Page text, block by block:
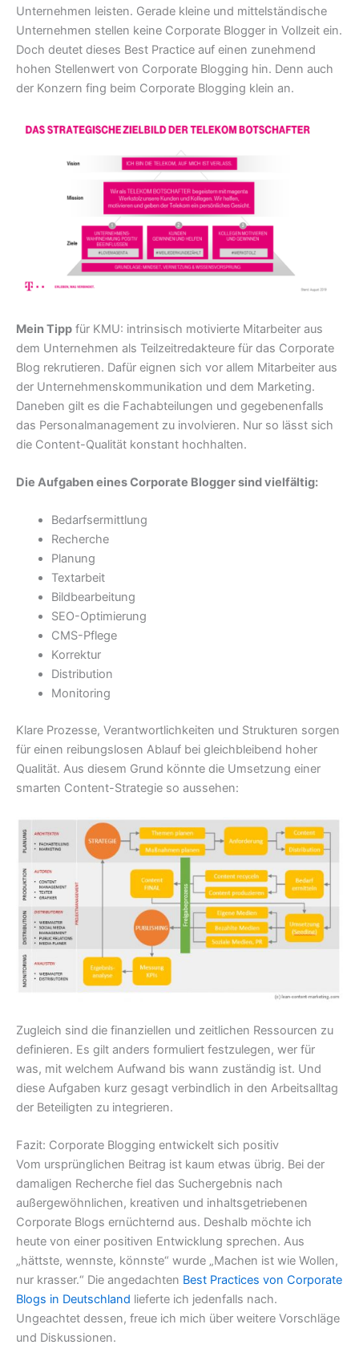
Unternehmen leisten. Gerade kleine und mittelständische
Unternehmen stellen keine Corporate Blogger in Vollzeit ein.
Doch deutet dieses Best Practice auf einen zunehmend
hohen Stellenwert von Corporate Blogging hin. Denn auch
der Konzern fing beim Corporate Blogging klein an.
Mein Tipp für KMU: intrinsisch motivierte Mitarbeiter aus
dem Unternehmen als Teilzeitredakteure für das Corporate
Blog rekrutieren. Dafür eignen sich vor allem Mitarbeiter aus
der Unternehmenskommunikation und dem Marketing.
Daneben gilt es die Fachabteilungen und gegebenenfalls
das Personalmanagement zu involvieren. Nur so lässt sich
die Content-Qualität konstant hochhalten.
Die Aufgaben eines Corporate Blogger sind vielfältig:
Bedarfsermittlung
Recherche
Planung
Textarbeit
Bildbearbeitung
SEO-Optimierung
CMS-Pflege
Korrektur
Distribution
Monitoring
Klare Prozesse, Verantwortlichkeiten und Strukturen sorgen
für einen reibungslosen Ablauf bei gleichbleibend hoher
Qualität. Aus diesem Grund könnte die Umsetzung einer
smarten Content-Strategie so aussehen:
Zugleich sind die finanziellen und zeitlichen Ressourcen zu
definieren. Es gilt anders formuliert festzulegen, wer für
was, mit welchem Aufwand bis wann zuständig ist. Und
diese Aufgaben kurz gesagt verbindlich in den Arbeitsalltag
der Beteiligten zu integrieren.
Fazit: Corporate Blogging entwickelt sich positiv
Vom ursprünglichen Beitrag ist kaum etwas übrig. Bei der
damaligen Recherche fiel das Suchergebnis nach
außergewöhnlichen, kreativen und inhaltsgetriebenen
Corporate Blogs ernüchternd aus. Deshalb möchte ich
heute von einer positiven Entwicklung sprechen. Aus
„hättste, wennste, könnste“ wurde „Machen ist wie Wollen,
nur krasser.“ Die angedachten Best Practices von Corporate
Blogs in Deutschland lieferte ich jedenfalls nach.
Ungeachtet dessen, freue ich mich über weitere Vorschläge
und Diskussionen.